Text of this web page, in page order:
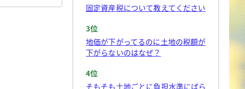
固定資産税について教えてください
3位
地価が下がってるのに土地の税額が
下がらないのはなぜ？
4位
そもそも土地ごとに負担水準にばら